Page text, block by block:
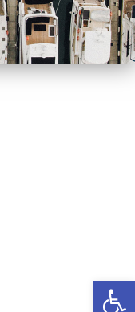
פתח סרגל נגישות